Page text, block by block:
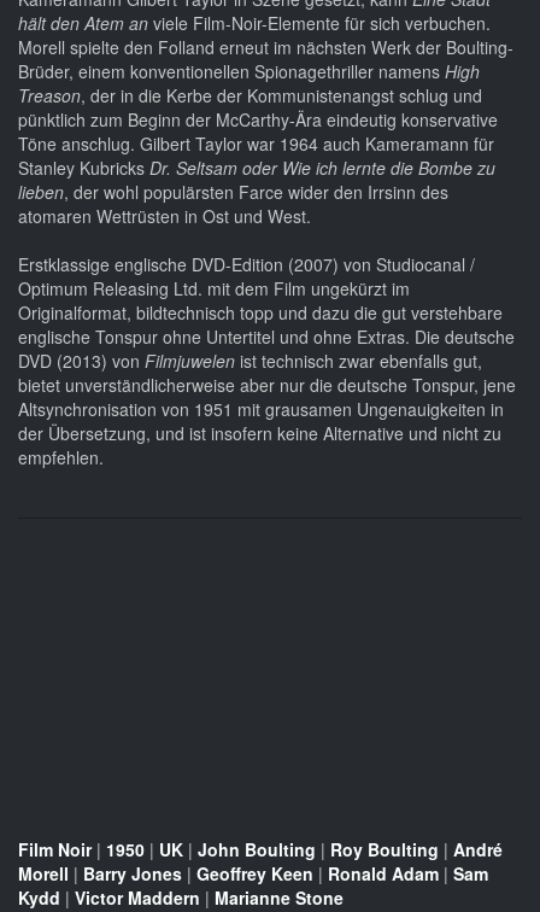
hält den Atem an viele Film-Noir-Elemente für sich verbuchen.
Morell spielte den Folland erneut im nächsten Werk der Boulting-
Brüder, einem konventionellen Spionagethriller namens High
Treason, der in die Kerbe der Kommunistenangst schlug und
pünktlich zum Beginn der McCarthy-Ära eindeutig konservative
Töne anschlug. Gilbert Taylor war 1964 auch Kameramann für
Stanley Kubricks Dr. Seltsam oder Wie ich lernte die Bombe zu
lieben, der wohl populärsten Farce wider den Irrsinn des
atomaren Wettrüsten in Ost und West.
Erstklassige englische DVD-Edition (2007) von Studiocanal /
Optimum Releasing Ltd. mit dem Film ungekürzt im
Originalformat, bildtechnisch topp und dazu die gut verstehbare
englische Tonspur ohne Untertitel und ohne Extras. Die deutsche
DVD (2013) von Filmjuwelen ist technisch zwar ebenfalls gut,
bietet unverständlicherweise aber nur die deutsche Tonspur, jene
Altsynchronisation von 1951 mit grausamen Ungenauigkeiten in
der Übersetzung, und ist insofern keine Alternative und nicht zu
empfehlen.
Film Noir| 1950 | UK | John Boulting | Roy Boulting | André
Morell | Barry Jones | Geoffrey Keen | Ronald Adam | Sam
Kydd | Victor Maddern | Marianne Stone